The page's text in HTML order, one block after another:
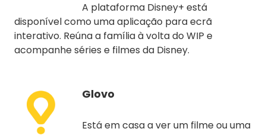
A plataforma Disney+ está
disponível como uma aplicação para ecrã
interativo. Reúna a família à volta do WIP e
acompanhe séries e filmes da Disney.
Glovo
Está em casa a ver um filme ou uma